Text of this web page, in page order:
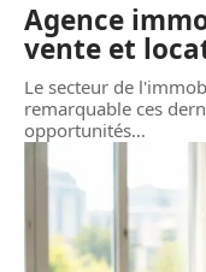
Agence
vente et
Le secteur de
remarquable ces
opportunités…